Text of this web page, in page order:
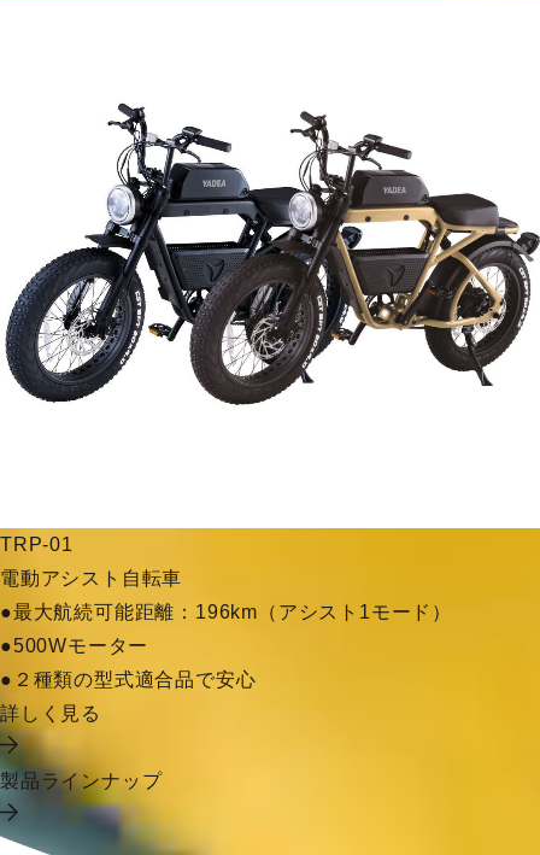
TRP-01
電動アシスト自転車
●最大航続可能距離：196km（アシスト1モード）
●500Wモーター
●２種類の型式適合品で安心
詳しく見る
製品ラインナップ